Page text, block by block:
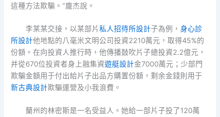
這種方法欺騙。”龐杰說。
李某某交接，以某部片私人招待所設計子為例， 身心診
所設計他地點的八毫米文明公司投資2210萬元，取得45%的
份額。在向投資人推行時，他傳播鼓吹片子總投資2.2億元，
并從670位投資者身上融集資遊艇設計金7000萬元；少部門
欺騙金額用于付出給片子出品方購置份額，剩余金錢則用于
新古典設計欺騙運營及小我浪費。
蘭州的林密斯是一名受益人。她給一部片子投了120萬